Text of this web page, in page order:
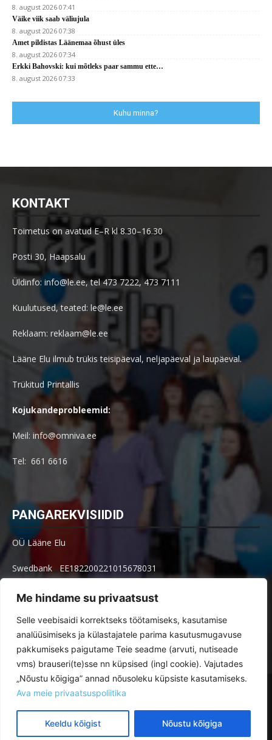
Me hindame su privaatsust
Selle veebisaidi korrektseks töötamiseks, kasutamise
analüüsimiseks ja külastajatele parima kasutusmugavuse
pakkumiseks paigutame Teie seadme (arvuti, nutiseade
vms) brauseri(te)sse nn küpsised (ingl cookie). Vajutades
„Nõustu kõigiga” annad nõusoleku küpsiste kasutamiseks.
Ava meie privaatsuspoliitika
Keeldu kõigist Nõustu kõigiga
8. august 2026 07:41
Väike viik saab väliujula
8. august 2026 07:38
Amet pildistas Läänemaa õhust üles
8. august 2026 07:34
Erkki Bahovski: kui mõtleks paar sammu ette…
8. august 2026 07:33
Kuhu minna?
KONTAKT
Toimetus on avatud E–R kl 8.30–16.30
Posti 30, Haapsalu
Üldinfo: info@le.ee, tel 473 7222, 473 7111
Kuulutused, teated: le@le.ee
Reklaam: reklaam@le.ee
Lääne Elu ilmub trükis teisipäeval, neljapäeval ja laupäeval.
Trükitud Printallis
Kojukandeprobleemid:
Meil: info@omniva.ee
Tel: 661 6616
PANGAREKVISIIDID
OÜ Lääne Elu
Swedbank EE182200221015678031
SEB EE621010602002515004
Arve küsimused: arved@le.ee
Toimetus
Reklaamimõõdud ja -hinnad paberlehes ja veebis
Veebikeskkonna kasutustingimused
© Lääne Elu | Toimetus on avatud E–R kl 8.30–16.30 Posti 30, Haapsalu